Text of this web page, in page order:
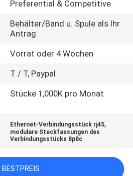
Preferential & Competitive
Behälter/Band u. Spule als Ihr
Antrag
Vorrat oder 4 Wochen
T / T, Paypal
Stücke 1,000K pro Monat
Ethernet-Verbindungsstück rj45,
modulare Steckfassungen des
Verbindungsstücks 8p8c
BESTPREIS